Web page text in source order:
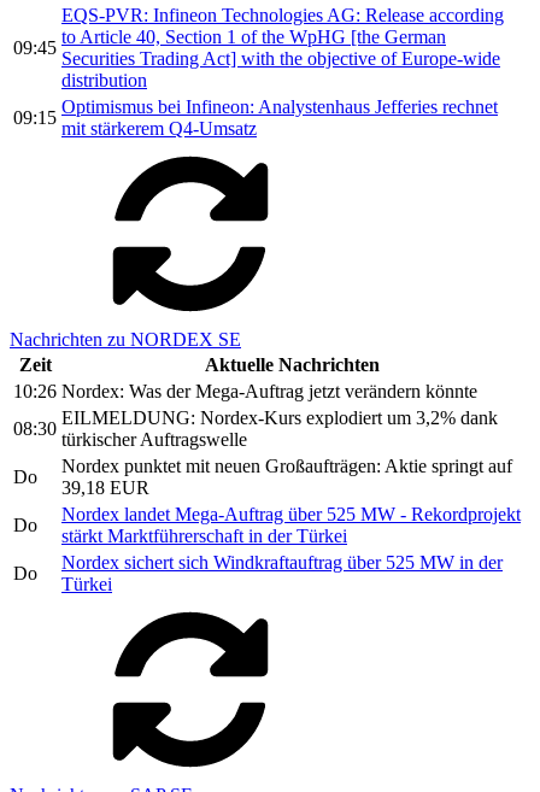
09:45
EQS-PVR: Infineon Technologies AG: Release according
to Article 40, Section 1 of the WpHG [the German
Securities Trading Act] with the objective of Europe-wide
distribution
09:15
Optimismus bei Infineon: Analystenhaus Jefferies rechnet
mit stärkerem Q4-Umsatz
Nachrichten zu NORDEX SE
Zeit
Aktuelle Nachrichten
10:26 Nordex: Was der Mega-Auftrag jetzt verändern könnte
08:30
EILMELDUNG: Nordex-Kurs explodiert um 3,2% dank
türkischer Auftragswelle
Do
Nordex punktet mit neuen Großaufträgen: Aktie springt auf
39,18 EUR
Do
Nordex landet Mega-Auftrag über 525 MW - Rekordprojekt
stärkt Marktführerschaft in der Türkei
Do
Nordex sichert sich Windkraftauftrag über 525 MW in der
Türkei